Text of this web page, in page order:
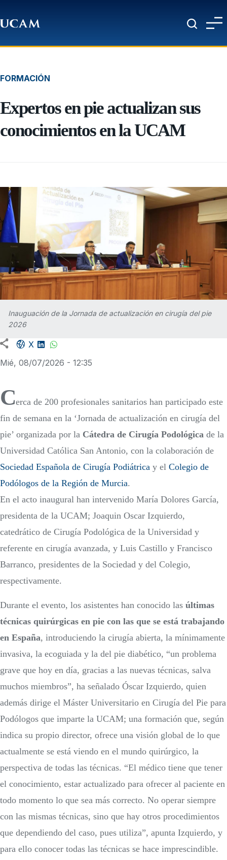
FORMACIÓN
Expertos en pie actualizan sus
conocimientos en la UCAM
Inauguación de la Jornada de actualización en cirugía del pie
2026
Facebook share
X LinkedIn
Mié, 08/07/2026 - 12:35
Cerca de 200 profesionales sanitarios han participado este
fin de semana en la ‘Jornada de actualización en cirugía del
pie’ organizada por la Cátedra de Cirugía Podológica de la
Universidad Católica San Antonio, con la colaboración de
Sociedad Española de Cirugía Podiátrica y el Colegio de
Podólogos de la Región de Murcia.
En el acto inaugural han intervenido María Dolores García,
presidenta de la UCAM; Joaquin Oscar Izquierdo,
catedrático de Cirugía Podológica de la Universidad y
referente en cirugía avanzada, y Luis Castillo y Francisco
Barranco, presidentes de la Sociedad y del Colegio,
respectivamente.
Durante el evento, los asistentes han conocido las últimas
técnicas quirúrgicas en pie con las que se está trabajando
en España, introduciendo la cirugía abierta, la mínimamente
invasiva, la ecoguiada y la del pie diabético, “un problema
grave que hoy en día, gracias a las nuevas técnicas, salva
muchos miembros”, ha señalado Óscar Izquierdo, quien
además dirige el Máster Universitario en Cirugía del Pie para
Podólogos que imparte la UCAM; una formación que, según
indica su propio director, ofrece una visión global de lo que
actualmente se está viendo en el mundo quirúrgico, la
perspectiva de todas las técnicas. “El médico tiene que tener
el conocimiento, estar actualizado para ofrecer al paciente en
todo momento lo que sea más correcto. No operar siempre
con las mismas técnicas, sino que hay otros procedimientos
que dependiendo del caso, pues utiliza”, apunta Izquierdo, y
para ello conocer todas las técnicas se hace imprescindible.